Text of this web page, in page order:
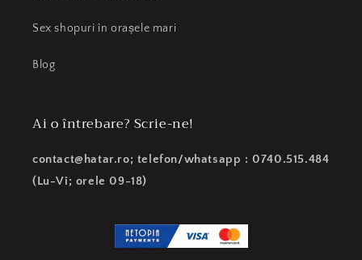
Sex shopuri în orașele mari
Blog
Ai o întrebare? Scrie-ne!
contact@hatar.ro; telefon/whatsapp : 0740.515.484
(Lu-Vi; orele 09-18)